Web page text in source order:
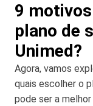
9
plano de
Unimed?
Agora, vamos
quais escolher o
pode ser a